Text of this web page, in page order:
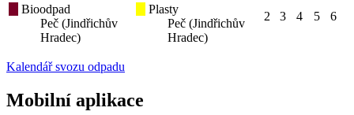
Bioodpad
Peč (Jindřichův
Hradec)
Plasty
Peč (Jindřichův
Hradec)
2 3 4 5 6
Kalendář svozu odpadu
Mobilní aplikace